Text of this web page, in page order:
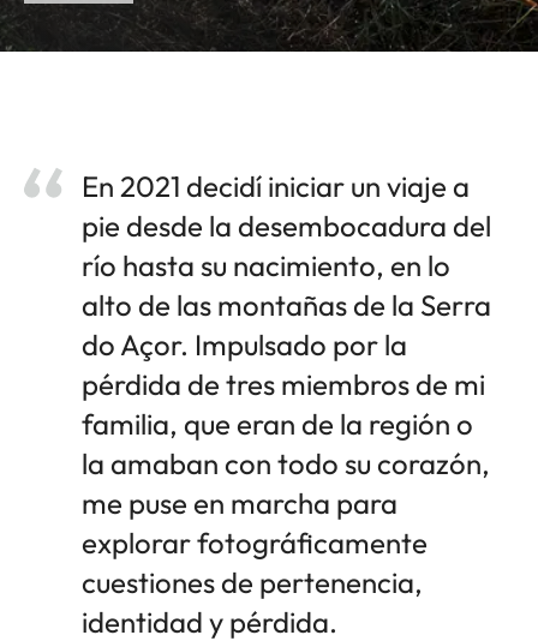
En 2021 decidí iniciar un viaje a
pie desde la desembocadura del
río hasta su nacimiento, en lo
alto de las montañas de la Serra
do Açor. Impulsado por la
pérdida de tres miembros de mi
familia, que eran de la región o
la amaban con todo su corazón,
me puse en marcha para
explorar fotográficamente
cuestiones de pertenencia,
identidad y pérdida.